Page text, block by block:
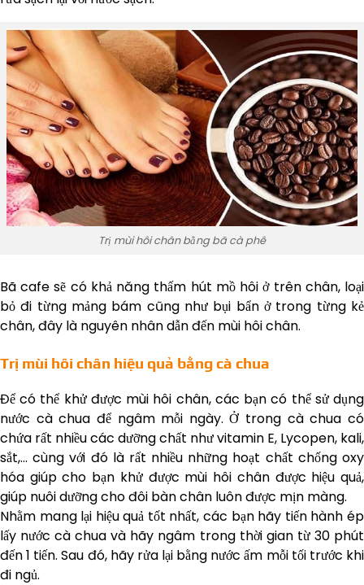
Trị mùi hôi chân bằng bã cà phê
Bã cafe sẽ có khả năng thấm hút mồ hôi ở trên chân, loại
bỏ đi từng mảng bám cũng như bụi bẩn ở trong từng kẻ
chân, đây là nguyên nhân dẫn đến mùi hôi chân.
Trị mùi hôi chân hiệu quả bằng cà chua
Để có thể khử được mùi hôi chân, các bạn có thể sử dụng
nước cà chua để ngâm mỗi ngày. Ở trong cà chua có
chứa rất nhiều các dưỡng chất như vitamin E, Lycopen, kali,
sắt,… cùng với đó là rất nhiều những hoạt chất chống oxy
hóa giúp cho bạn khử được mùi hôi chân được hiệu quả,
giúp nuôi dưỡng cho đôi bàn chân luôn được mịn màng.
Nhằm mang lại hiệu quả tốt nhất, các bạn hãy tiến hành ép
lấy nước cà chua và hãy ngâm trong thời gian từ 30 phút
đến 1 tiến. Sau đó, hãy rửa lại bằng nước ấm mỗi tối trước khi
đi ngủ.